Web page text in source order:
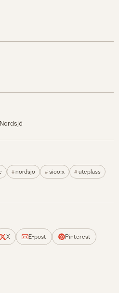
Nordsjö
nordsjö sioo:x
uteplass
X E-post Pinterest